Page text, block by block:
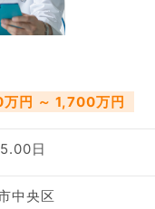
円 ～ 1,700万円
日
中央区